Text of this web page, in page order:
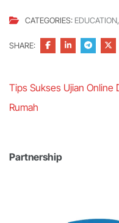
CATEGORIES: EDUCATION,
SHARE:
Post
navigation
Tips Sukses Ujian Online
Rumah
Partnership